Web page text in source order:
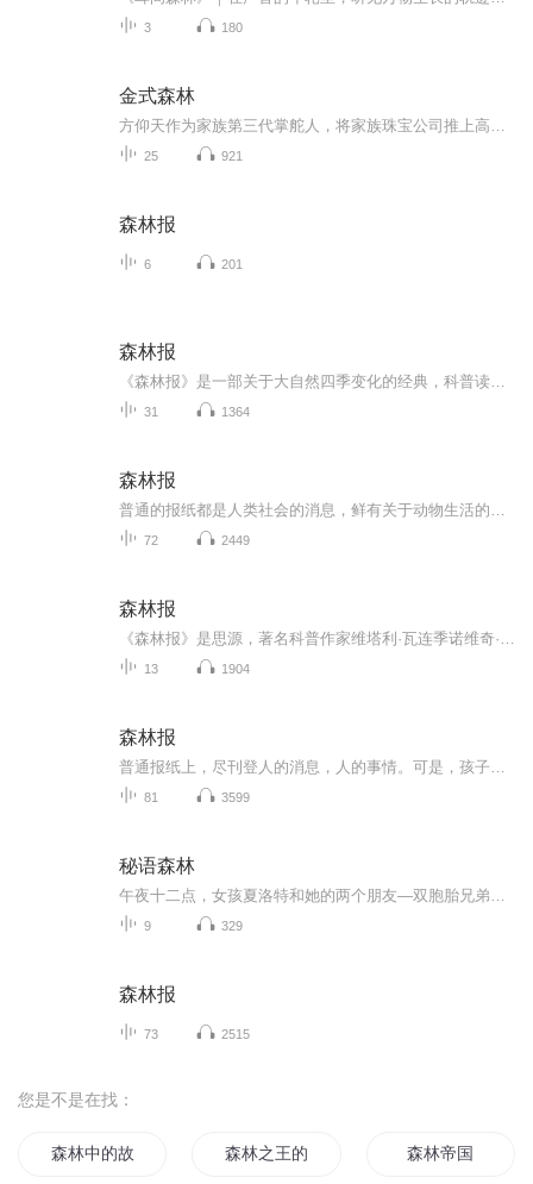
3 180
金式森林
25 921
森林报
6 201
森林报
31 1364
森林报
72 2449
森林报
13 1904
森林报
81 3599
秘语森林
9 329
森林报
73 2515
您是不是在找：
森林中的故事 森林之王的都市传奇 森林帝国